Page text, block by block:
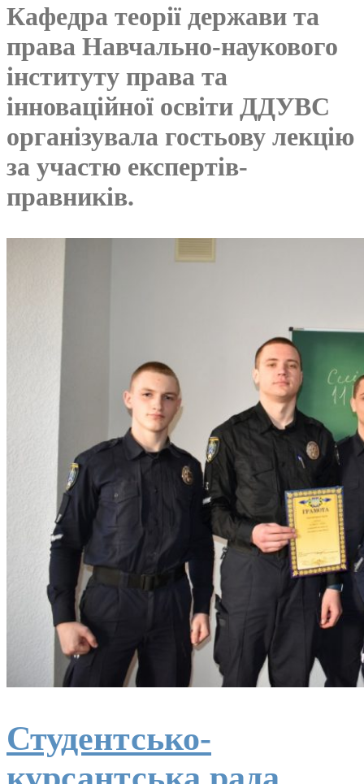
Кафедра теорії держави та
права Навчально-наукового
інституту права та
інноваційної освіти ДДУВС
організувала гостьову лекцію
за участю експертів-
правників.
Студентсько-